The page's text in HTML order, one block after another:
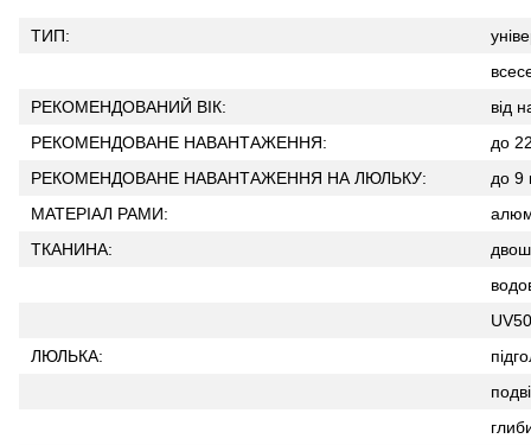
ТИП:
РЕКОМЕНДОВАНИЙ ВІК:
від
РЕКОМЕНДОВАНЕ НАВАНТАЖЕННЯ:
до
РЕКОМЕНДОВАНЕ НАВАНТАЖЕННЯ НА ЛЮЛЬКУ:
до 9
МАТЕРІАЛ РАМИ:
ТКАНИНА:
ЛЮЛЬКА: